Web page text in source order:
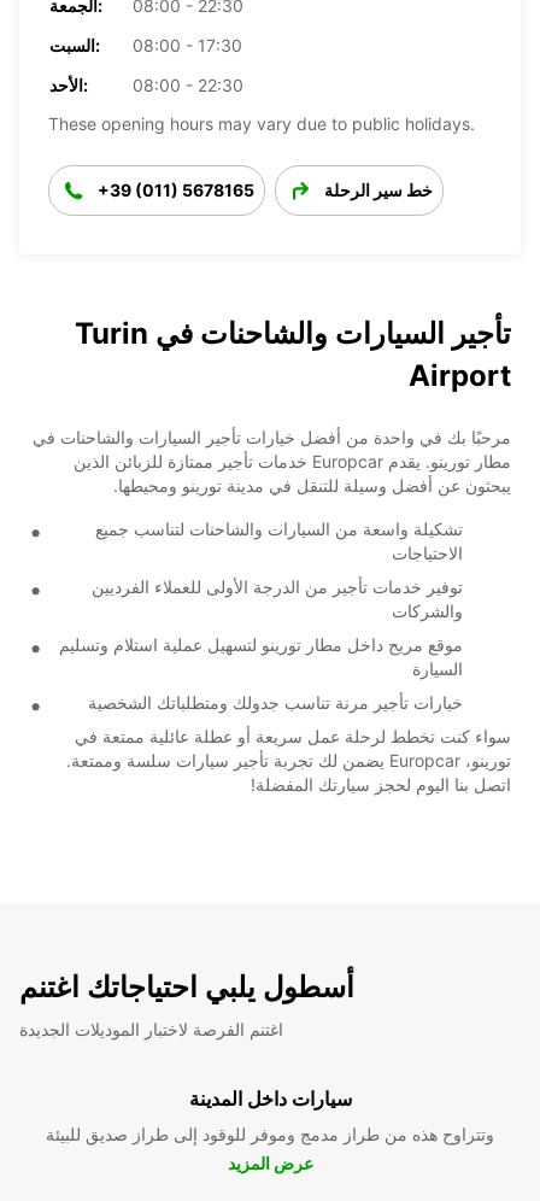
الجمعة:
08:00 - 22:30
السبت:
08:00 - 17:30
الأحد:
08:00 - 22:30
These opening hours may vary due to public holidays.
+39 (011) 5678165 خط سير الرحلة
تأجير السيارات والشاحنات في Turin
Airport
مرحبًا بك في واحدة من أفضل خيارات تأجير السيارات والشاحنات في
مطار تورينو. يقدم Europcar خدمات تأجير ممتازة للزبائن الذين
يبحثون عن أفضل وسيلة للتنقل في مدينة تورينو ومحيطها.
تشكيلة واسعة من السيارات والشاحنات لتناسب جميع
الاحتياجات
توفير خدمات تأجير من الدرجة الأولى للعملاء الفرديين
والشركات
موقع مريح داخل مطار تورينو لتسهيل عملية استلام وتسليم
السيارة
خيارات تأجير مرنة تناسب جدولك ومتطلباتك الشخصية
سواء كنت تخطط لرحلة عمل سريعة أو عطلة عائلية ممتعة في
تورينو، Europcar يضمن لك تجربة تأجير سيارات سلسة وممتعة.
اتصل بنا اليوم لحجز سيارتك المفضلة!
أسطول يلبي احتياجاتك اغتنم
اغتنم الفرصة لاختبار الموديلات الجديدة
سيارات داخل المدينة
وتتراوح هذه من طراز مدمج وموفر للوقود إلى طراز صديق للبيئة
عرض المزيد